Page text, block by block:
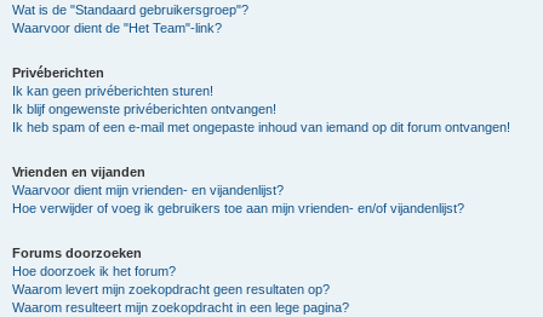
Wat is de "Standaard gebruikersgroep"?
Waarvoor dient de "Het Team"-link?
Privéberichten
Ik kan geen privéberichten sturen!
Ik blijf ongewenste privéberichten ontvangen!
Ik heb spam of een e-mail met ongepaste inhoud van iemand op dit forum ontvangen!
Vrienden en vijanden
Waarvoor dient mijn vrienden- en vijandenlijst?
Hoe verwijder of voeg ik gebruikers toe aan mijn vrienden- en/of vijandenlijst?
Forums doorzoeken
Hoe doorzoek ik het forum?
Waarom levert mijn zoekopdracht geen resultaten op?
Waarom resulteert mijn zoekopdracht in een lege pagina?